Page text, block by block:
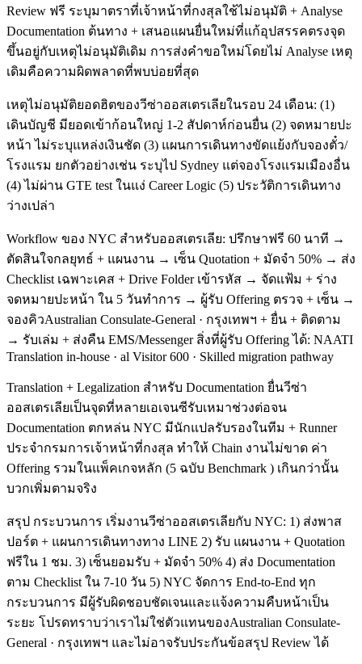
Review ฟรี ระบุมาตราที่เจ้าหน้าที่กงสุลใช้ไม่อนุมัติ + Analyse
Documentation ต้นทาง + เสนอแผนยื่นใหม่ที่แก้อุปสรรคตรงจุด
ขึ้นอยู่กับเหตุไม่อนุมัติเดิม การส่งคำขอใหม่โดยไม่ Analyse เหตุ
เดิมคือความผิดพลาดที่พบบ่อยที่สุด
เหตุไม่อนุมัติยอดฮิตของวีซ่าออสเตรเลียในรอบ 24 เดือน: (1)
เดินบัญชี มียอดเข้าก้อนใหญ่ 1-2 สัปดาห์ก่อนยื่น (2) จดหมายปะ
หน้า ไม่ระบุแหล่งเงินชัด (3) แผนการเดินทางขัดแย้งกับจองตั๋ว/
โรงแรม ยกตัวอย่างเช่น ระบุไป Sydney แต่จองโรงแรมเมืองอื่น
(4) ไม่ผ่าน GTE test ในแง่ Career Logic (5) ประวัติการเดินทาง
ว่างเปล่า
Workflow ของ NYC สำหรับออสเตรเลีย: ปรึกษาฟรี 60 นาที →
ตัดสินใจกลยุทธ์ + แผนงาน → เซ็น Quotation + มัดจำ 50% → ส่ง
Checklist เฉพาะเคส + Drive Folder เข้ารหัส → จัดแฟ้ม + ร่าง
จดหมายปะหน้า ใน 5 วันทำการ → ผู้รับ Offering ตรวจ + เซ็น →
จองคิวAustralian Consulate-General · กรุงเทพฯ + ยื่น + ติดตาม
→ รับเล่ม + ส่งคืน EMS/Messenger สิ่งที่ผู้รับ Offering ได้: NAATI
Translation in-house · al Visitor 600 · Skilled migration pathway
Translation + Legalization สำหรับ Documentation ยื่นวีซ่า
ออสเตรเลียเป็นจุดที่หลายเอเจนซีรับเหมาช่วงต่อจน
Documentation ตกหล่น NYC มีนักแปลรับรองในทีม + Runner
ประจำกรมการเจ้าหน้าที่กงสุล ทำให้ Chain งานไม่ขาด ค่า
Offering รวมในแพ็คเกจหลัก (5 ฉบับ Benchmark ) เกินกว่านั้น
บวกเพิ่มตามจริง
สรุป กระบวนการ เริ่มงานวีซ่าออสเตรเลียกับ NYC: 1) ส่งพาส
ปอร์ต + แผนการเดินทางทาง LINE 2) รับ แผนงาน + Quotation
ฟรีใน 1 ชม. 3) เซ็นยอมรับ + มัดจำ 50% 4) ส่ง Documentation
ตาม Checklist ใน 7-10 วัน 5) NYC จัดการ End-to-End ทุก
กระบวนการ มีผู้รับผิดชอบชัดเจนและแจ้งความคืบหน้าเป็น
ระยะ โปรดทราบว่าเราไม่ใช่ตัวแทนของAustralian Consulate-
General · กรุงเทพฯ และไม่อาจรับประกันข้อสรุป Review ได้